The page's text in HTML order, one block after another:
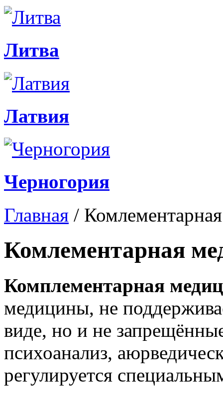
Литва
Латвия
Черногория
Главная /
Комлементарная
Комплементарная
медицины, не
виде, но и не
психоанализ,
регулируется